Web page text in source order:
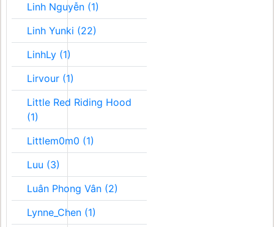
Linh Nguyễn (1)
Linh Yunki (22)
LinhLy (1)
Lirvour (1)
Little Red Riding Hood
(1)
Littlem0m0 (1)
Luu (3)
Luân Phong Vân (2)
Lynne_Chen (1)